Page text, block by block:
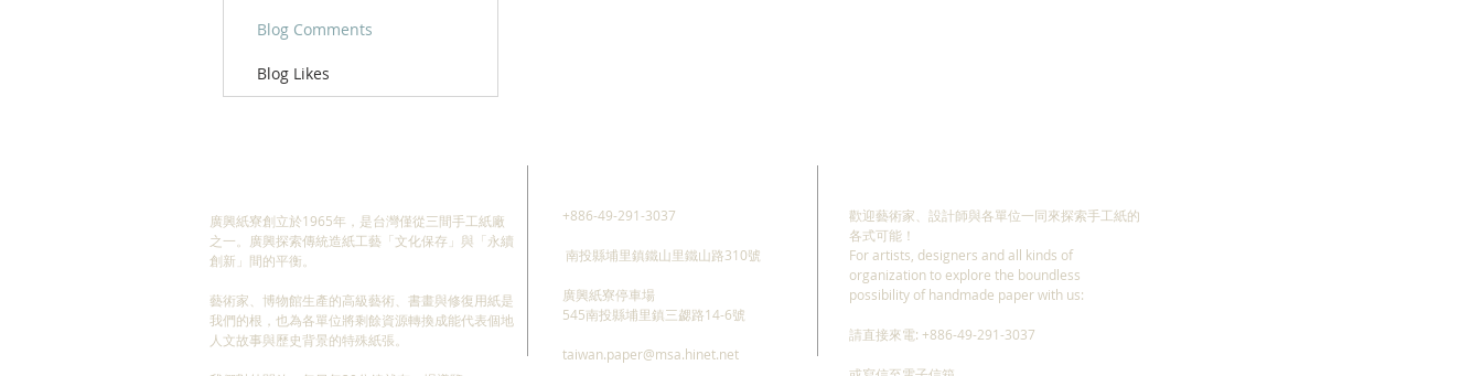
Blog Comments
Blog Likes
廣興紙寮創立於1965年，是台灣僅從三間手工紙廠
之一。廣興探索傳統造紙工藝「文化保存」與「永續
創新」間的平衡。
藝術家、博物館生產的高級藝術、書畫與修復用紙是
我們的根，也為各單位將剩餘資源轉換成能代表個地
人文故事與歷史背景的特殊紙張。
+886-49-291-3037
南投縣埔里鎮鐵山里鐵山路310號
廣興紙寮停車場
545南投縣埔里鎮三勰路14-6號
taiwan.paper@msa.hinet.net
歡迎藝術家、設計師與各單位一同來探索手工紙的
各式可能！
For artists, designers and all kinds of
organization to explore the boundless
possibility of handmade paper with us:
請直接來電: +886-49-291-3037